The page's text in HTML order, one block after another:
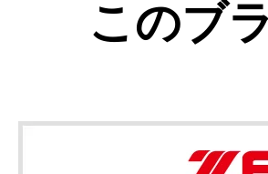
このブ